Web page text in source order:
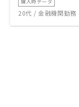
20代 / 金融機関勤務